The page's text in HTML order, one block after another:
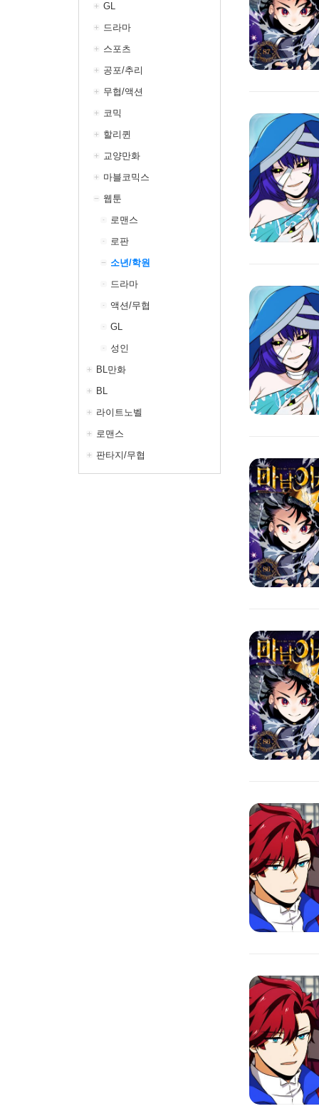
GL
드라마
스포츠
공포/추리
무협/액션
코믹
할리퀸
교양만화
마블코믹스
웹툰
로맨스
로판
소년/학원
드라마
액션/무협
GL
성인
BL만화
BL
라이트노벨
로맨스
판타지/무협